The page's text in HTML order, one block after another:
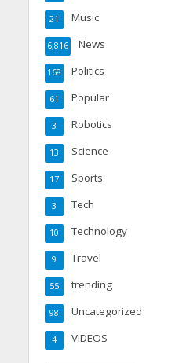
Music
21
News
6,816
Politics
168
Popular
61
Robotics
3
Science
13
Sports
17
Tech
3
Technology
10
Travel
9
trending
55
Uncategorized
98
VIDEOS
4